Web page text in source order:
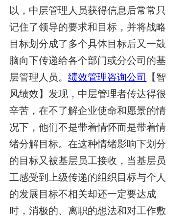
以，中层管理人员获得信息后常常只
记住了领导的要求和目标，并将战略
目标划分成了多个具体目标后又一鼓
脑向下传递给各个部门或分公司的基
层管理人员。绩效管理咨询公司
【智
风绩效】发现， 中层管理者传达得很
辛苦，在不了解企业使命和愿景的情
况下，他们不是带着情怀而是带着情
绪分解目标。在这种情绪影响下划分
的目标又被基层员工接收，当基层员
工感受到上级传递的组织目标与个人
的发展目标不相关却还一定要达成
时，消极的、离职的想法和对工作敷